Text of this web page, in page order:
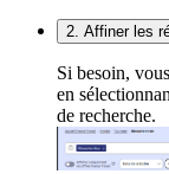
2. Affiner les
Si besoin,
en
de recherche.